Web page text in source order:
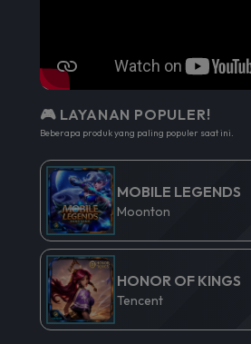
🎮 LAYANAN POPULER!
Beberapa produk yang paling populer saat ini.
MOBILE LEGENDS
Moonton
HONOR OF KINGS
Tencent